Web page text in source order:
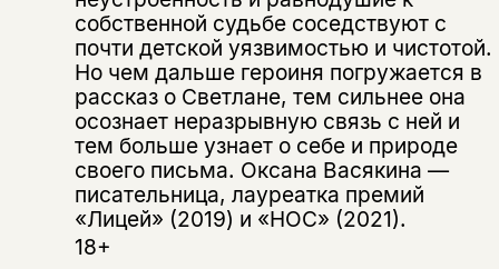
собственной судьбе соседствуют с
почти детской уязвимостью и чистотой.
Но чем дальше героиня погружается в
рассказ о Светлане, тем сильнее она
осознает неразрывную связь с ней и
тем больше узнает о себе и природе
своего письма. Оксана Васякина —
писательница, лауреатка премий
«Лицей» (2019) и «НОС» (2021).
18+
Подписка на рассылку
Раз в неделю мы отправляем рассылку
о книгах и событиях «НЛО».
За подписку дарим промокод на
Этой книги временно
нет в продаже.
Вы можете подписаться на
уведомления, и при поступлении книги
на склад получить письмо на указанный
электронный адрес.